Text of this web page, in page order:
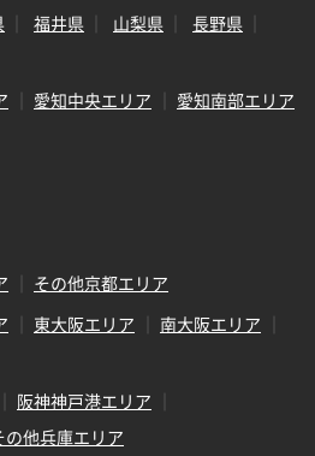
福井県 山梨県
長野県
愛知中央エリア
愛知南部エリア
その他京都エリア
東大阪エリア
南大阪エリア
阪神神戸港エリア
の他兵庫エリア